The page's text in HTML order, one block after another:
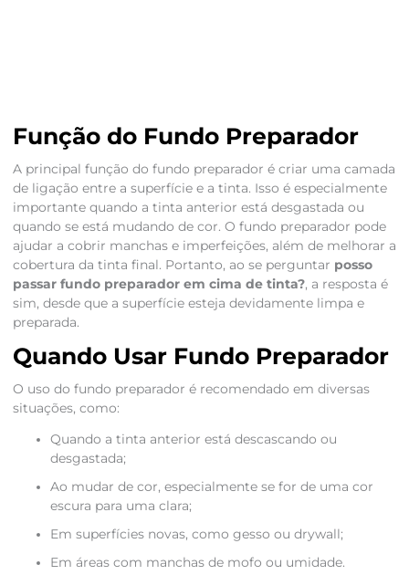
Função do Fundo Preparador
A principal função do fundo preparador é criar uma camada
de ligação entre a superfície e a tinta. Isso é especialmente
importante quando a tinta anterior está desgastada ou
quando se está mudando de cor. O fundo preparador pode
ajudar a cobrir manchas e imperfeições, além de melhorar a
cobertura da tinta final. Portanto, ao se perguntar posso
passar fundo preparador em cima de tinta?, a resposta é
sim, desde que a superfície esteja devidamente limpa e
preparada.
Quando Usar Fundo Preparador
O uso do fundo preparador é recomendado em diversas
situações, como:
Quando a tinta anterior está descascando ou
desgastada;
Ao mudar de cor, especialmente se for de uma cor
escura para uma clara;
Em superfícies novas, como gesso ou drywall;
Em áreas com manchas de mofo ou umidade.